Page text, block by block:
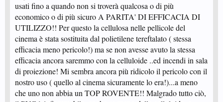
usati fino a quando non si troverà qualcosa o di più
economico o di più sicuro A PARITA' DI EFFICACIA DI
UTILIZZO!! Per questo la cellulosa nelle pellicole del
cinema è stata sostituita dal polietilene tereftalato ( stessa
efficacia meno pericolo!) ma se non avesse avuto la stessa
efficacia ancora saremmo con la celluloide ..ed incendi in sala
di proiezione! Mi sembra ancora più ridicolo il pericolo con il
nostro uso ( quello al cinema sicuramente lo era!)...a meno
che uno non abbia un TOP ROVENTE!! Malgrado tutto ciò,